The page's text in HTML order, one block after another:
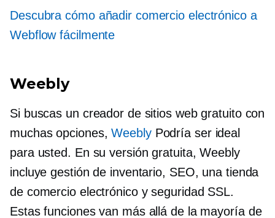
Descubra cómo añadir comercio electrónico a
Webflow fácilmente
Weebly
Si buscas un creador de sitios web gratuito con
muchas opciones,WeeblyPodría ser ideal
para usted. En su versión gratuita, Weebly
incluye gestión de inventario, SEO, una tienda
de comercio electrónico y seguridad SSL.
Estas funciones van más allá de la mayoría de